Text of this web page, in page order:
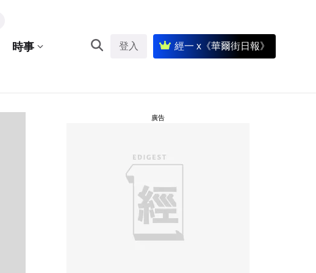
時事 登入 經一 x《華爾街日報》
廣告